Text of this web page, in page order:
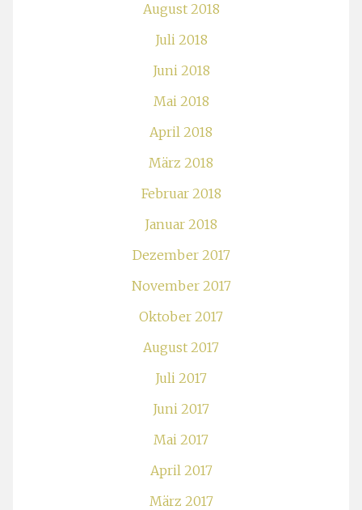
August 2018
Juli 2018
Juni 2018
Mai 2018
April 2018
März 2018
Februar 2018
Januar 2018
Dezember 2017
November 2017
Oktober 2017
August 2017
Juli 2017
Juni 2017
Mai 2017
April 2017
März 2017